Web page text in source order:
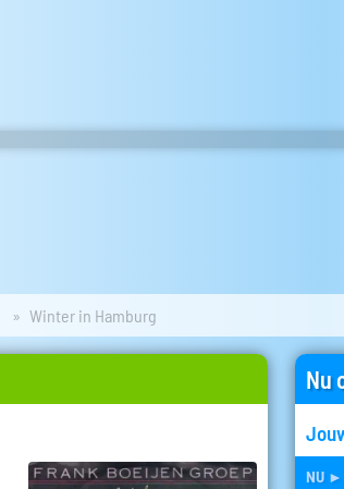
Winter in Hamburg
Nu
nu ►